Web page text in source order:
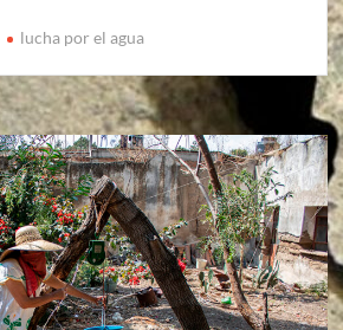
lucha por el agua